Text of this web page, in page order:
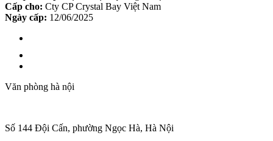
Cấp cho: Cty CP Crystal Bay Việt Nam
Ngày cấp: 12/06/2025
Văn phòng hà nội
Số 144 Đội Cấn, phường Ngọc Hà, Hà Nội